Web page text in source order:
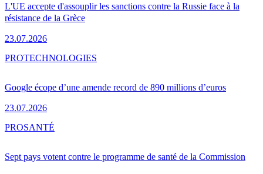
L'UE accepte d'assouplir les sanctions contre la Russie face à la
résistance de la Grèce
23.07.2026
Google écope d’une amende record de 890 millions d’euros
23.07.2026
PROTECHNOLOGIES
Sept pays votent contre le programme de santé de la Commission
PROSANTÉ